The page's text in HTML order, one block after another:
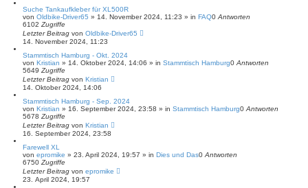
Suche Tankaufkleber für XL500R
von Oldbike-Driver65 » 14. November 2024, 11:23 » in FAQ0 Antworten
6102 Zugriffe
Letzter Beitrag von Oldbike-Driver65
14. November 2024, 11:23
Stammtisch Hamburg - Okt. 2024
von Kristian » 14. Oktober 2024, 14:06 » in Stammtisch Hamburg0 Antworten
5649 Zugriffe
Letzter Beitrag von Kristian
14. Oktober 2024, 14:06
Stammtisch Hamburg - Sep. 2024
von Kristian » 16. September 2024, 23:58 » in Stammtisch Hamburg0 Antworten
5678 Zugriffe
Letzter Beitrag von Kristian
16. September 2024, 23:58
Farewell XL
von epromike » 23. April 2024, 19:57 » in Dies und Das0 Antworten
6750 Zugriffe
Letzter Beitrag von epromike
23. April 2024, 19:57